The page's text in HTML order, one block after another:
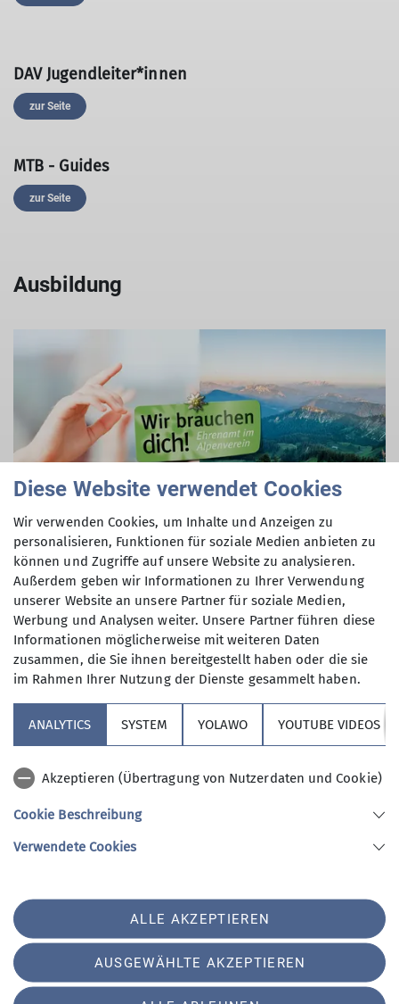
DAV Jugendleiter*innen
zur Seite
MTB - Guides
zur Seite
Ausbildung
Du bist viel in den Bergen unterwegs und willst
Dein Wissen an andere weitergeben? Wir suchen
laufend neue Trainer*innen und
Gruppenleiter*innen in den verschiedenen
Bergsportdisziplinen. Schau gerne vorbei!
zur Seite
Sektion Vierseenland des Deutschen Alpenvereins e.V.
Hauptstraße 42
82229 Seefeld
Telefon +4981529839280
Diese Website verwendet Cookies
Wir verwenden Cookies, um Inhalte und Anzeigen zu
personalisieren, Funktionen für soziale Medien anbieten zu
können und Zugriffe auf unsere Website zu analysieren.
Außerdem geben wir Informationen zu Ihrer Verwendung
unserer Website an unsere Partner für soziale Medien,
Werbung und Analysen weiter. Unsere Partner führen diese
Informationen möglicherweise mit weiteren Daten
zusammen, die Sie ihnen bereitgestellt haben oder die sie
im Rahmen Ihrer Nutzung der Dienste gesammelt haben.
ANALYTICS SYSTEM YOLAWO YOUTUBE VIDEOS
Akzeptieren (Übertragung von Nutzerdaten und Cookie)
Cookie Beschreibung
Verwendete Cookies
ALLE AKZEPTIEREN
AUSGEWÄHLTE AKZEPTIEREN